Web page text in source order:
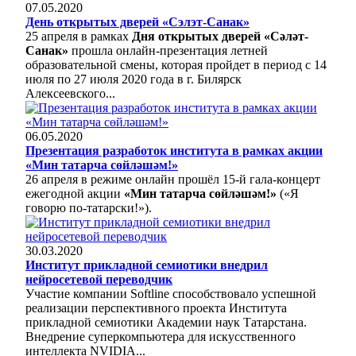
07.05.2020
День открытых дверей «Сэлэт-Санак»
25 апреля в рамках Дня открытых дверей «Сәләт-
Санак» прошла онлайн-презентация летней
образовательной смены, которая пройдет в период с 14
июля по 27 июля 2020 года в г. Билярск
Алексеевского...
06.05.2020
Презентация разработок института в рамках акции
«Мин татарча сөйләшәм!»
26 апреля в режиме онлайн прошёл 15-й гала-концерт
ежегодной акции «Мин татарча сөйләшәм!» («Я
говорю по-татарски!»).
30.03.2020
Институт прикладной семиотики внедрил
нейросетевой переводчик
Участие компании Softline способствовало успешной
реализации перспективного проекта Института
прикладной семиотики Академии наук Татарстана.
Внедрение суперкомпьютера для искусственного
интеллекта NVIDIA...